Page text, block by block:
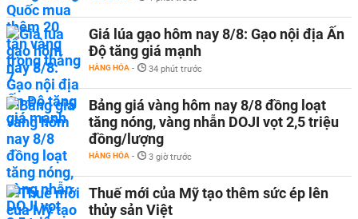
Giá lúa gạo hôm nay 8/8: Gạo nội địa Ấn
Độ tăng giá mạnh
HÀNG HÓA - 34 phút trước
Bảng giá vàng hôm nay 8/8 đồng loạt
tăng nóng, vàng nhẫn DOJI vọt 2,5 triệu
đồng/lượng
HÀNG HÓA - 3 giờ trước
Thuế mới của Mỹ tạo thêm sức ép lên
thủy sản Việt